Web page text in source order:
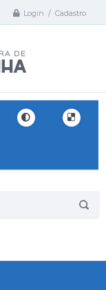
Login / Cadastro